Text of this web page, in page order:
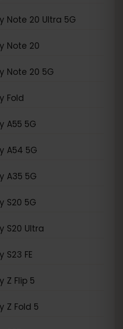
Note 20 Ultra 5G
Note 20
Note 20 5G
Fold
A55 5G
A54 5G
A35 5G
S20 5G
S20 Ultra
S23 FE
Z Flip 5
Z Fold 5